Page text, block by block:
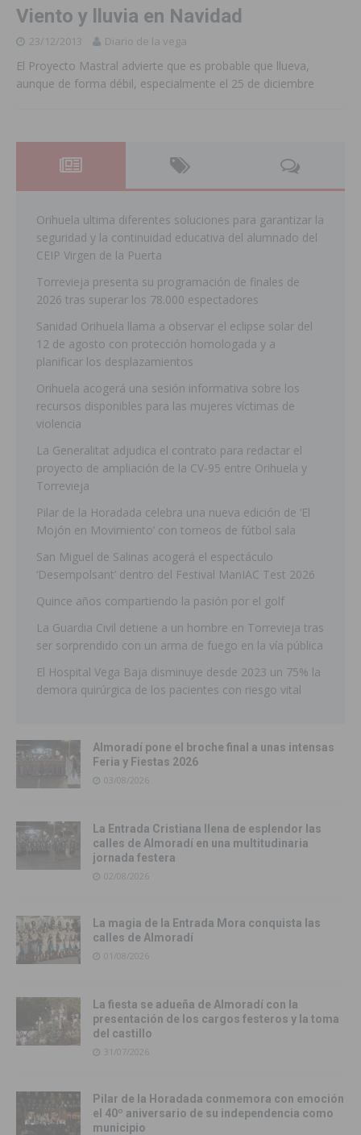
Viento y lluvia en Navidad
23/12/2013 Diario de la vega
El Proyecto Mastral advierte que es probable que llueva,
aunque de forma débil, especialmente el 25 de diciembre
Orihuela ultima diferentes soluciones para garantizar la
seguridad y la continuidad educativa del alumnado del
CEIP Virgen de la Puerta
Torrevieja presenta su programación de finales de
2026 tras superar los 78.000 espectadores
Sanidad Orihuela llama a observar el eclipse solar del
12 de agosto con protección homologada y a
planificar los desplazamientos
Orihuela acogerá una sesión informativa sobre los
recursos disponibles para las mujeres víctimas de
violencia
La Generalitat adjudica el contrato para redactar el
proyecto de ampliación de la CV-95 entre Orihuela y
Torrevieja
Pilar de la Horadada celebra una nueva edición de ‘El
Mojón en Movimiento’ con torneos de fútbol sala
San Miguel de Salinas acogerá el espectáculo
‘Desempolsant’ dentro del Festival ManIAC Test 2026
Quince años compartiendo la pasión por el golf
La Guardia Civil detiene a un hombre en Torrevieja tras
ser sorprendido con un arma de fuego en la vía pública
El Hospital Vega Baja disminuye desde 2023 un 75% la
demora quirúrgica de los pacientes con riesgo vital
Almoradí pone el broche final a unas intensas
Feria y Fiestas 2026
03/08/2026
La Entrada Cristiana llena de esplendor las
calles de Almoradí en una multitudinaria
jornada festera
02/08/2026
La magia de la Entrada Mora conquista las
calles de Almoradí
01/08/2026
La fiesta se adueña de Almoradí con la
presentación de los cargos festeros y la toma
del castillo
31/07/2026
Pilar de la Horadada conmemora con emoción
el 40º aniversario de su independencia como
municipio